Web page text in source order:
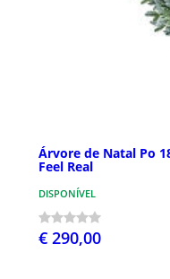
Árvore de Natal Po
Feel Real
DISPONÍVEL
€ 290,00